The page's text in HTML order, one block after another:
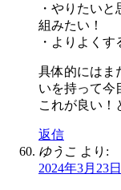
・やりたい
組みたい！
・よりよく
具体的にはま
いを持って今
これが良い！
返信
ゆうこ より:
2024年3月23